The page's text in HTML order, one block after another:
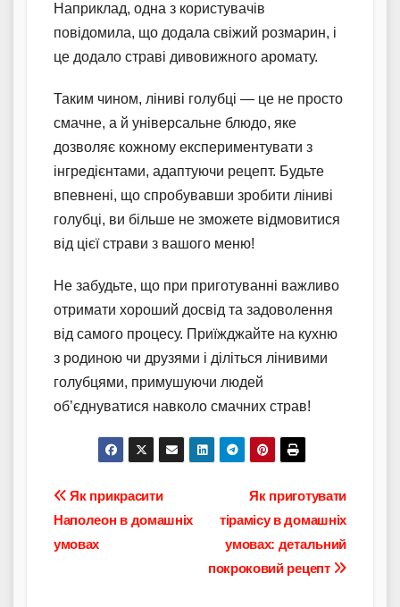
Наприклад, одна з користувачів
повідомила, що додала свіжий розмарин, і
це додало страві дивовижного аромату.
Таким чином, ліниві голубці — це не просто
смачне, а й універсальне блюдо, яке
дозволяє кожному експериментувати з
інгредієнтами, адаптуючи рецепт. Будьте
впевнені, що спробувавши зробити ліниві
голубці, ви більше не зможете відмовитися
від цієї страви з вашого меню!
Не забудьте, що при приготуванні важливо
отримати хороший досвід та задоволення
від самого процесу. Приїжджайте на кухню
з родиною чи друзями і діліться лінивими
голубцями, примушуючи людей
об’єднуватися навколо смачних страв!
Навігація
записів
Як приготувати
тірамісу в домашніх
умовах: детальний
покроковий рецепт
Як прикрасити
Наполеон в домашніх
умовах